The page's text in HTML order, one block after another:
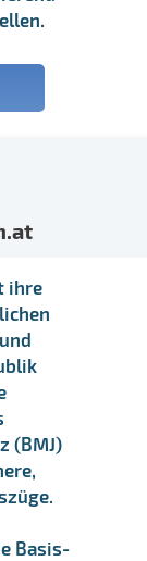
ihre
(BMJ)
Basis-